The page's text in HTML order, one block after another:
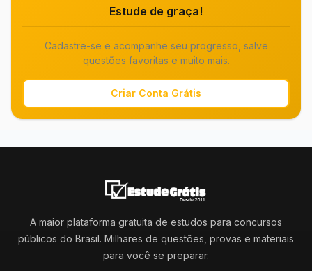
Estude de graça!
Cadastre-se e acompanhe seu progresso, salve
questões favoritas e muito mais.
Criar Conta Grátis
A maior plataforma gratuita de estudos para concursos
públicos do Brasil. Milhares de questões, provas e materiais
para você se preparar.